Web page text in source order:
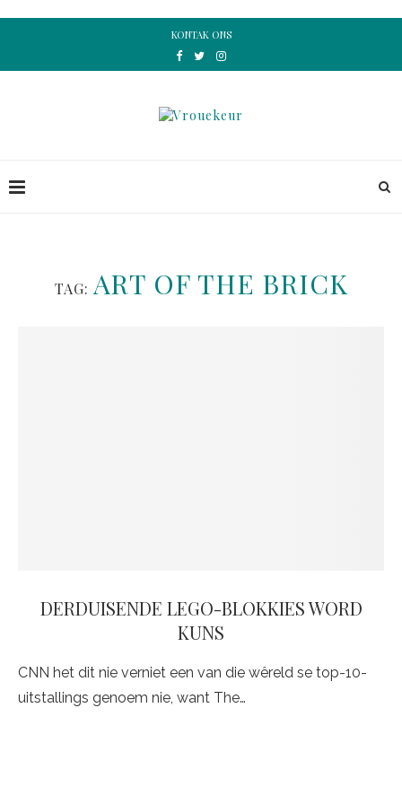
KONTAK ONS
TAG: ART OF THE BRICK
DERDUISENDE LEGO-BLOKKIES WORD
KUNS
CNN het dit nie verniet een van die wêreld se top-10-
uitstallings genoem nie, want The…